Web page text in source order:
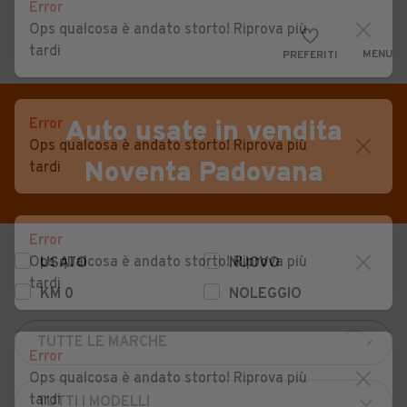
PREFERITI MENU
CERCA
Auto
Auto usate
Auto Km 0
Auto Nuove
Noleggio a lungo termine
Auto d'epoca
Moto
Camper
VENDI
MAGAZINE
ACCEDI
Auto usate in vendita
Noventa Padovana
USATO
NUOVO
KM 0
NOLEGGIO
Error
Ops qualcosa è andato storto! Riprova più
tardi
Error
Ops qualcosa è andato storto! Riprova più
tardi
Error
Ops qualcosa è andato storto! Riprova più
tardi
Error
Ops qualcosa è andato storto! Riprova più
tardi